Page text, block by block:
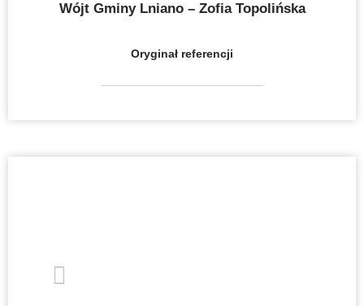
Wójt Gminy Lniano – Zofia Topolińska
Oryginał referencji